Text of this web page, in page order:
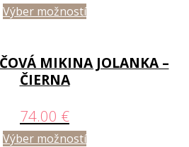
Výber možností
MIKINA JOLANKA –
ČIERNA
74.00 €
Výber možností